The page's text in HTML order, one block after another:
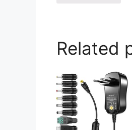
Related